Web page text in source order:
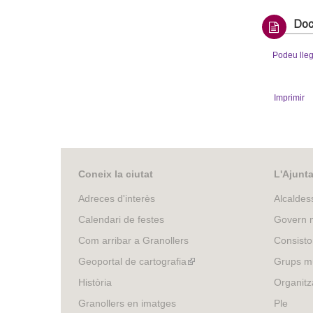
Podeu
Imprimir
Coneix la ciutat
Adreces d'interès
Calendari de festes
Com arribar a Granollers
Geoportal de cartografia(link
Història
Granollers en imatges
Govern
Grups
Ple